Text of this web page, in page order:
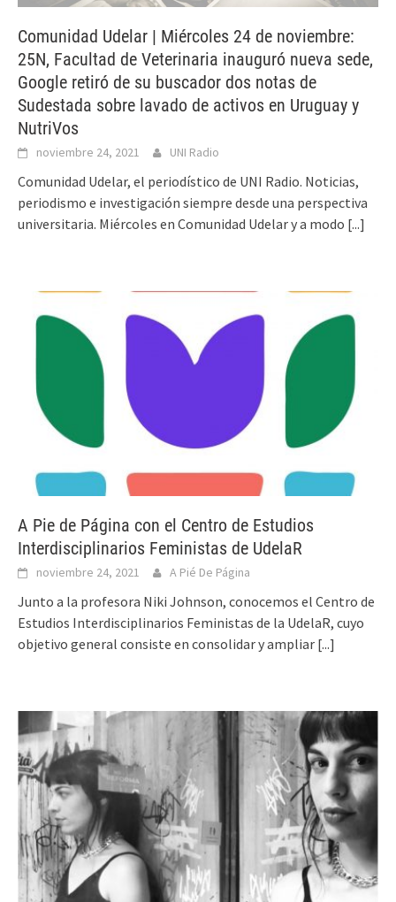
Comunidad Udelar | Miércoles 24 de noviembre:
25N, Facultad de Veterinaria inauguró nueva sede,
Google retiró de su buscador dos notas de
Sudestada sobre lavado de activos en Uruguay y
NutriVos
noviembre 24, 2021 UNI Radio
Comunidad Udelar, el periodístico de UNI Radio. Noticias,
periodismo e investigación siempre desde una perspectiva
universitaria. Miércoles en Comunidad Udelar y a modo [...]
A Pie de Página con el Centro de Estudios
Interdisciplinarios Feministas de UdelaR
noviembre 24, 2021 A Pié De Página
Junto a la profesora Niki Johnson, conocemos el Centro de
Estudios Interdisciplinarios Feministas de la UdelaR, cuyo
objetivo general consiste en consolidar y ampliar [...]